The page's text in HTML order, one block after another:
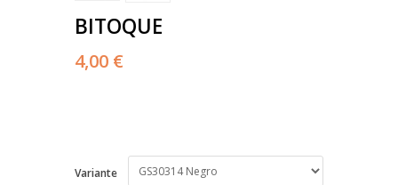
BITOQUE
4,00 €
Variante